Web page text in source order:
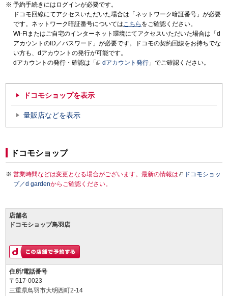
予約手続きにはログインが必要です。
ドコモ回線にてアクセスいただいた場合は「ネットワーク暗証番号」が必要
です。ネットワーク暗証番号についてはこちら をご確認ください。
Wi-Fiまたはご自宅のインターネット環境にてアクセスいただいた場合は「d
アカウントのID／パスワード」が必要です。ドコモの契約回線をお持ちでな
い方も、dアカウントの発行が可能です。
dアカウントの発行・確認は「
dアカウント発行 」でご確認ください。
ドコモショップを表示
量販店などを表示
ドコモショップ
営業時間などは変更となる場合がございます。最新の情報は
ドコモショッ
プ／d gardenからご確認ください。
店舗名
ドコモショップ鳥羽店
住所/電話番号
〒517-0023
三重県鳥羽市大明西町2-14